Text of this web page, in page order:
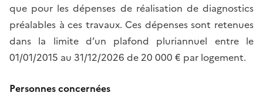
que pour les dépenses de réalisation de diagnostics
préalables à ces travaux. Ces dépenses sont retenues
dans la limite d’un plafond pluriannuel entre le
01/01/2015 au 31/12/2026 de 20 000 € par logement.
Personnes concernées